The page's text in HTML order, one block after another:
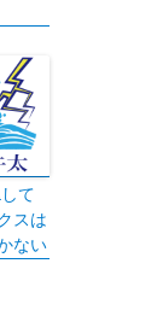
て
スは
ない